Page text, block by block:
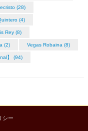
(28)
(4)
Rey (8)
(2) Vegas Robaina (8)
】 (94)
シー